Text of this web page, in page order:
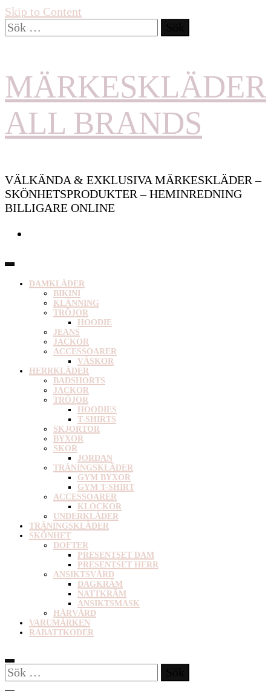
Skip to Content
Sök
efter:
MÄRKESKLÄDER
ALL BRANDS
VÄLKÄNDA & EXKLUSIVA MÄRKESKLÄDER –
SKÖNHETSPRODUKTER – HEMINREDNING
BILLIGARE ONLINE
DAMKLÄDER
BIKINI
KLÄNNING
TRÖJOR
HOODIE
JEANS
JACKOR
ACCESSOARER
VÄSKOR
HERRKLÄDER
BADSHORTS
JACKOR
TRÖJOR
HOODIES
T-SHIRTS
SKJORTOR
BYXOR
SKOR
JORDAN
TRÄNINGSKLÄDER
GYM BYXOR
GYM T-SHIRT
ACCESSOARER
KLOCKOR
UNDERKLÄDER
TRÄNINGSKLÄDER
SKÖNHET
DOFTER
PRESENTSET DAM
PRESENTSET HERR
ANSIKTSVÅRD
DAGKRÄM
NATTKRÄM
ANSIKTSMASK
HÅRVÅRD
VARUMÄRKEN
RABATTKODER
Sök
efter: